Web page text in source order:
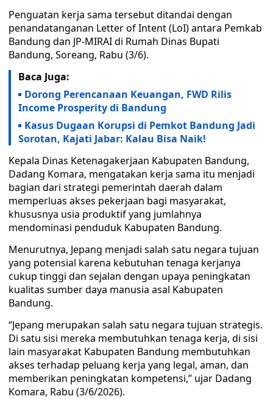
Penguatan kerja sama tersebut ditandai dengan
penandatanganan Letter of Intent (LoI) antara Pemkab
Bandung dan JP-MIRAI di Rumah Dinas Bupati
Bandung, Soreang, Rabu (3/6).
Baca Juga:
Dorong Perencanaan Keuangan, FWD Rilis
Income Prosperity di Bandung
Kasus Dugaan Korupsi di Pemkot Bandung Jadi
Sorotan, Kajati Jabar: Kalau Bisa Naik!
Kepala Dinas Ketenagakerjaan Kabupaten Bandung,
Dadang Komara, mengatakan kerja sama itu menjadi
bagian dari strategi pemerintah daerah dalam
memperluas akses pekerjaan bagi masyarakat,
khususnya usia produktif yang jumlahnya
mendominasi penduduk Kabupaten Bandung.
Menurutnya, Jepang menjadi salah satu negara tujuan
yang potensial karena kebutuhan tenaga kerjanya
cukup tinggi dan sejalan dengan upaya peningkatan
kualitas sumber daya manusia asal Kabupaten
Bandung.
“Jepang merupakan salah satu negara tujuan strategis.
Di satu sisi mereka membutuhkan tenaga kerja, di sisi
lain masyarakat Kabupaten Bandung membutuhkan
akses terhadap peluang kerja yang legal, aman, dan
memberikan peningkatan kompetensi,” ujar Dadang
Komara, Rabu (3/6/2026).